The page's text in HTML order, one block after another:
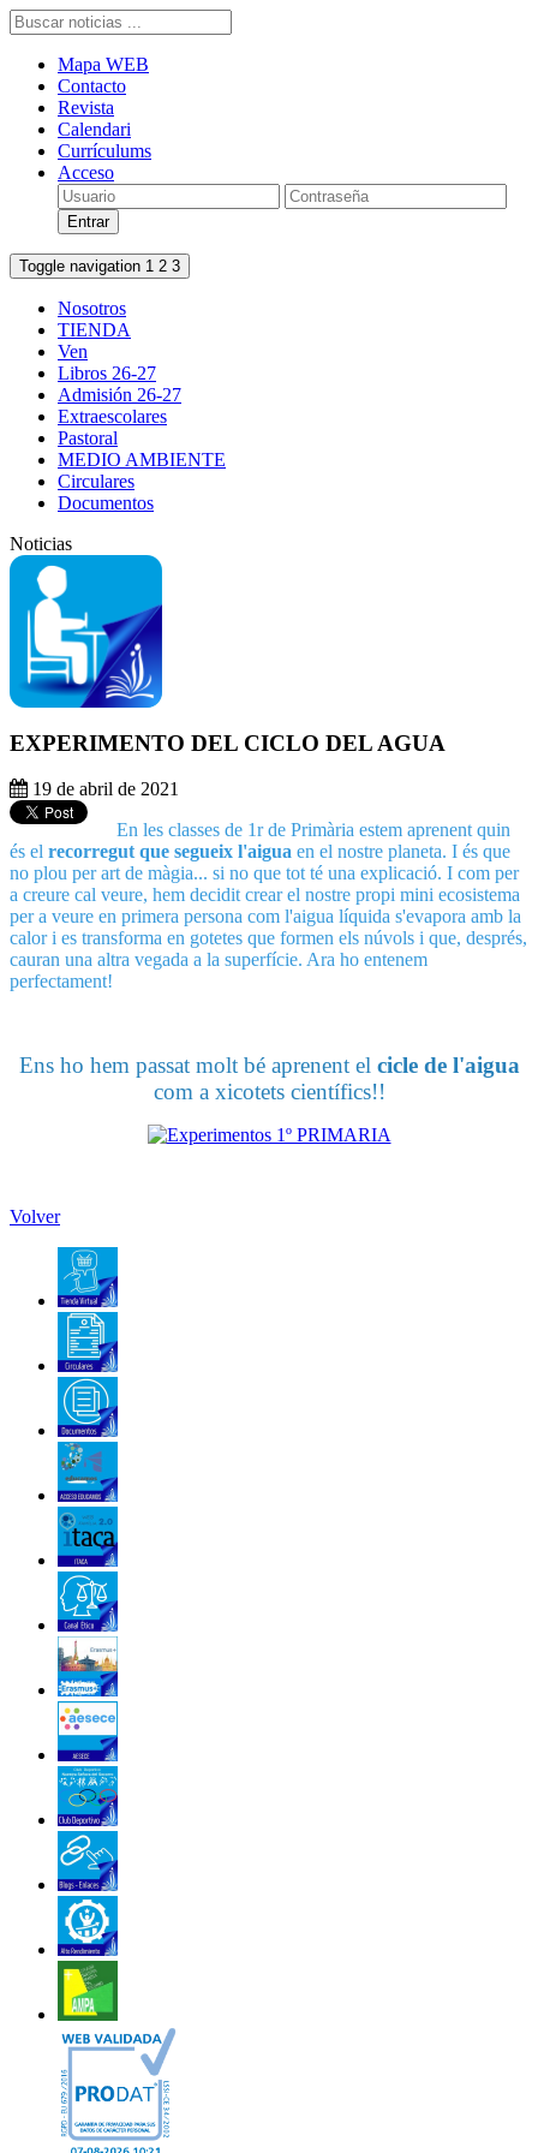
Mapa WEB
Contacto
Revista
Calendari
Currículums
Acceso
Toggle navigation 1 2 3
Nosotros
TIENDA
Ven
Libros 26-27
Admisión 26-27
Extraescolares
Pastoral
MEDIO AMBIENTE
Circulares
Documentos
Noticias
EXPERIMENTO DEL CICLO DEL AGUA
19 de abril de 2021
En les classes de 1r de Primària estem aprenent quin
és el recorregut que segueix l'aigua en el nostre planeta. I és que
no plou per art de màgia... si no que tot té una explicació. I com per
a creure cal veure, hem decidit crear el nostre propi mini ecosistema
per a veure en primera persona com l'aigua líquida s'evapora amb la
calor i es transforma en gotetes que formen els núvols i que, després,
cauran una altra vegada a la superfície. Ara ho entenem
perfectament!
Ens ho hem passat molt bé aprenent el cicle de l'aigua
com a xicotets científics!!
Volver